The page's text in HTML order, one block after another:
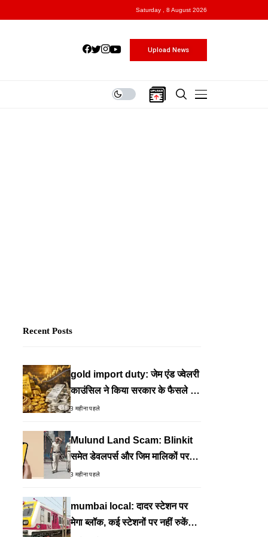
Saturday , 8 August 2026
Upload News
Recent Posts
gold import duty: जेम एंड ज्वेलरी
काउंसिल ने किया सरकार के फैसले का
समर्थन, कहा- देशहित में जरूरी कदम
3 महीना पहले
Mulund Land Scam: Blinkit
समेत डेवलपर्स और जिम मालिकों पर
FIR, वेलफेयर प्लॉट के गलत इस्तेमाल
3 महीना पहले
mumbai local: दादर स्टेशन पर
मेगा ब्लॉक, कई स्टेशनों पर नहीं रुकेंगी